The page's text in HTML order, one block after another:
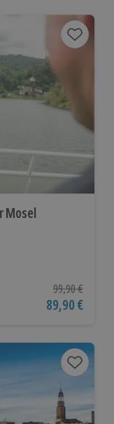
Mosel
Bewertungen
99,90 €
Aktueller
89,90 €